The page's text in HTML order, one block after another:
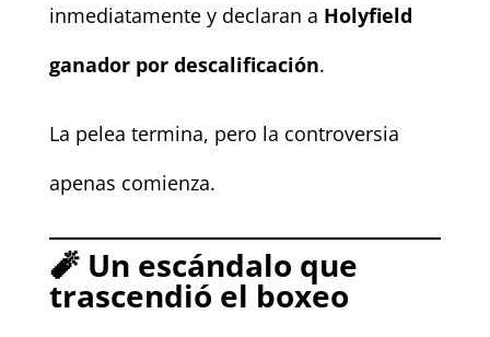
inmediatamente y declaran a Holyfield
ganador por descalificación.
La pelea termina, pero la controversia
apenas comienza.
🧨 Un escándalo que
trascendió el boxeo